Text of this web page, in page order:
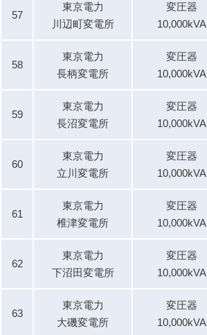
57
東京電力
川辺町変電所
変圧器
10,000kVA
58
東京電力
長柄変電所
変圧器
10,000kVA
59
東京電力
長沼変電所
変圧器
10,000kVA
60
東京電力
立川変電所
変圧器
10,000kVA
61
東京電力
椎津変電所
変圧器
10,000kVA
62
東京電力
下沼田変電所
変圧器
10,000kVA
63
東京電力
大磯変電所
変圧器
10,000kVA